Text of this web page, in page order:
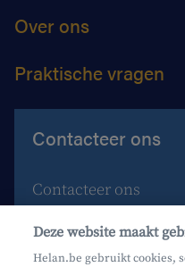
Over ons
Praktische vragen
Contacteer ons
Contacteer ons
Maak een afspraak
Waar vind je ons?
Deze website maakt
Helan.be gebruikt cookies,